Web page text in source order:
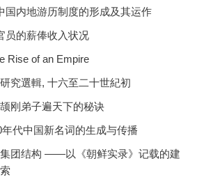
国内地游历制度的形成及其运作
员的薪俸收入状况
Rise of an Empire
究選輯, 十六至二十世紀初
刚弟子遍天下的秘诀
代中国新名词的生成与传播
团结构 ——以《朝鲜实录》记载的建